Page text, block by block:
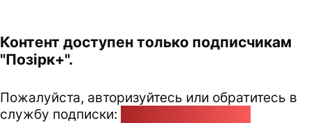
Контент доступен только подписчикам
"Позірк+".
Пожалуйста, авторизуйтесь или обратитесь в
службу подписки: